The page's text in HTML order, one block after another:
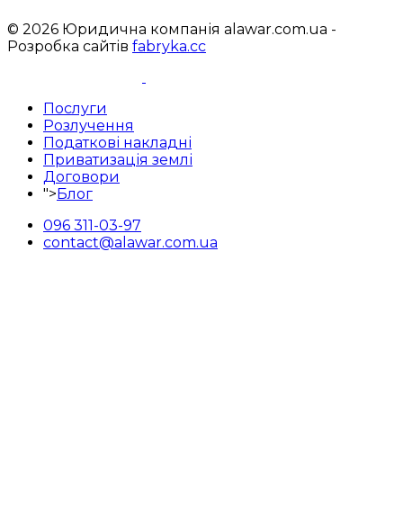
© 2026 Юридична компанія alawar.com.ua -
Розробка сайтів fabryka.cc
Послуги
Розлучення
Податкові накладні
Приватизація землі
Договори
">Блог
096 311-03-97
contact@alawar.com.ua